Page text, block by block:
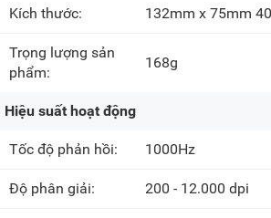
Kích thước: 132mm x 75mm
Trọng lượng sản
phẩm:
168g
Hiệu suất hoạt động
Tốc độ phản hồi: 1000Hz
Độ phân giải: 200 - 12.000 dpi